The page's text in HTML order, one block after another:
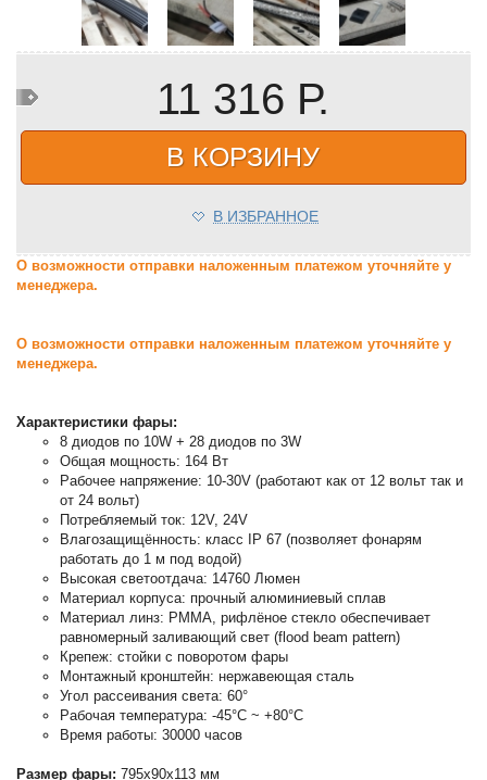
11 316 Р.
В КОРЗИНУ
В ИЗБРАННОЕ
О возможности отправки наложенным платежом уточняйте у
менеджера.
О возможности отправки наложенным платежом уточняйте у
менеджера.
Характеристики фары:
8 диодов по 10W + 28 диодов по 3W
Общая мощность: 164 Вт
Рабочее напряжение: 10-30V (работают как от 12 вольт так и
от 24 вольт)
Потребляемый ток: 12V, 24V
Влагозащищённость: класс IP 67 (позволяет фонарям
работать до 1 м под водой)
Высокая светоотдача: 14760 Люмен
Материал корпуса: прочный алюминиевый сплав
Материал линз: PMMA, рифлёное стекло обеспечивает
равномерный заливающий свет (flood beam pattern)
Крепеж: стойки с поворотом фары
Монтажный кронштейн: нержавеющая сталь
Угол рассеивания света: 60°
Рабочая температура: -45°С ~ +80°С
Время работы: 30000 часов
Размер фары: 795х90х113 мм